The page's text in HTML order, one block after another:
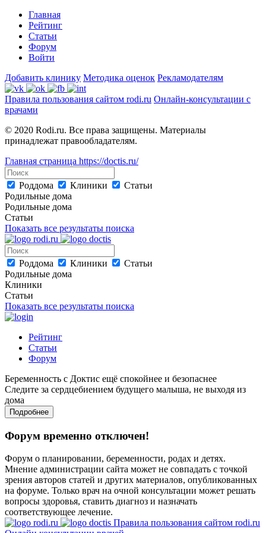
Главная
Рейтинг
Статьи
Форум
Войти
Добавить клинику Методика оценок Рекламодателям
Правила пользования сайтом rodi.ru Онлайн-консультации с
врачами
© 2020 Rodi.ru. Все права защищены. Материалы
принадлежат правообладателям.
Главная страница https://doctis.ru/
Роддома Клиники
Статьи
Родильные дома
Родильные дома
Статьи
Показать все результаты поиска
Роддома Клиники
Статьи
Родильные дома
Клиники
Статьи
Показать все результаты поиска
Рейтинг
Статьи
Форум
Беременность с Доктис ещё спокойнее и безопаснее
Следите за сердцебиением будущего малыша, не выходя из
дома
Подробнее
Форум временно отключен!
Форум о планировании, беременности, родах и детях.
Мнение администрации сайта может не совпадать с точкой
зрения авторов статей и других материалов, опубликованных
на форуме. Только врач на очной консультации может решать
вопросы здоровья, ставить диагноз и назначать
соответствующее лечение.
Правила пользования сайтом rodi.ru